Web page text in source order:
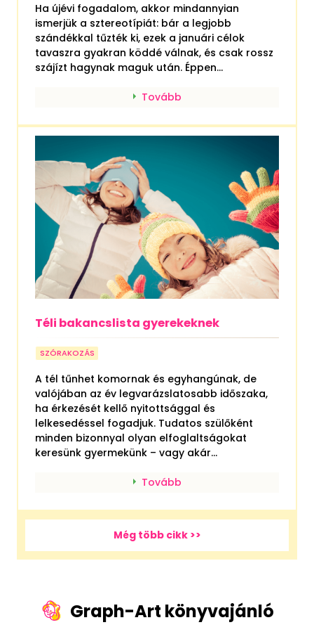
Ha újévi fogadalom, akkor mindannyian
ismerjük a sztereotípiát: bár a legjobb
szándékkal tűzték ki, ezek a januári célok
tavaszra gyakran köddé válnak, és csak rossz
szájízt hagynak maguk után. Éppen...
Tovább
Téli bakancslista gyerekeknek
SZÓRAKOZÁS
A tél tűnhet komornak és egyhangúnak, de
valójában az év legvarázslatosabb időszaka,
ha érkezését kellő nyitottsággal és
lelkesedéssel fogadjuk. Tudatos szülőként
minden bizonnyal olyan elfoglaltságokat
keresünk gyermekünk – vagy akár...
Tovább
Még több cikk >>
Graph-Art könyvajánló